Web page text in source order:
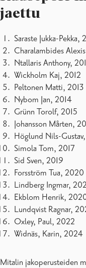
jaettu
Saraste Jukka-Pekka,
Charalambides
Ntallaris Anthony,
Wickholm Kaj, 2012
Peltonen Matti, 2013
Nybom Jan, 2014
Grünn Torolf, 2015
Johansson Mårten,
Höglund Nils-
Simola Tom, 2017
Sid Sven, 2019
Forsström Tua, 2020
Lindberg Ingmar,
Ekblom Henrik,
Lundqvist Ragnar,
Oxley, Paul, 2022
Widnäs, Karin, 2024
Mitalin jakoperusteiden